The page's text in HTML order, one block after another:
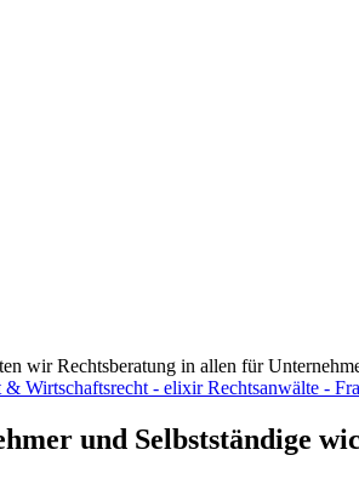
wir Rechtsberatung in allen für
und Selbstständige